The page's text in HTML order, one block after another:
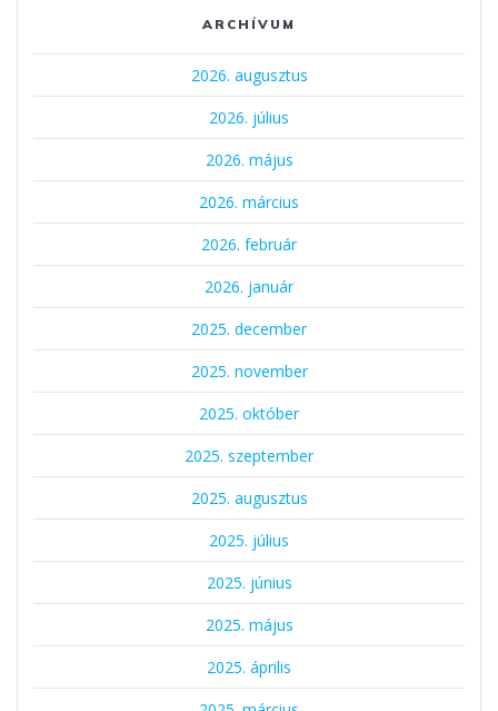
ARCHÍVUM
2026. augusztus
2026. július
2026. május
2026. március
2026. február
2026. január
2025. december
2025. november
2025. október
2025. szeptember
2025. augusztus
2025. július
2025. június
2025. május
2025. április